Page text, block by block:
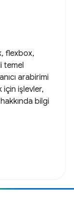
flexbox,
temel
arabirimi
işlevler,
bilgi